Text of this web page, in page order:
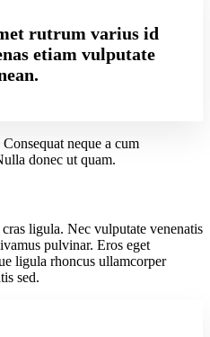
rutrum varius id
etiam vulputate
neque a cum
donec ut quam.
ligula. Nec vulputate venenatis
pulvinar. Eros eget
ligula rhoncus ullamcorper
sed.